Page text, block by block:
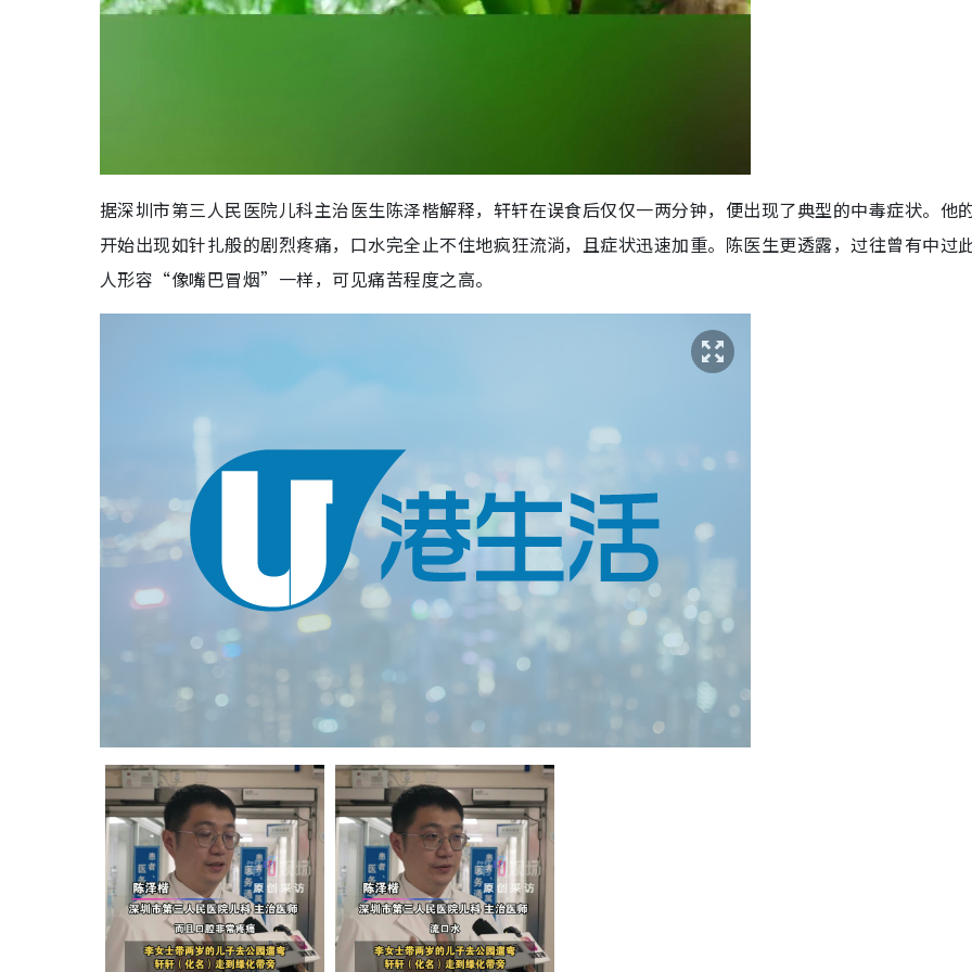
据深圳市第三人民医院儿科主治医生陈泽楷解释，轩轩在误食后仅仅一两分钟，便出现了典型的中毒症状。他
开始出现如针扎般的剧烈疼痛，口水完全止不住地疯狂流淌，且症状迅速加重。陈医生更透露，过往曾有中过
人形容“像嘴巴冒烟”一样，可见痛苦程度之高。